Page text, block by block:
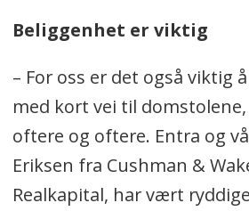
Beliggenhet er viktig
– For oss er det også viktig
med kort vei til
oftere og oftere. Entra og
Eriksen fra Cushman &
Realkapital, har vært